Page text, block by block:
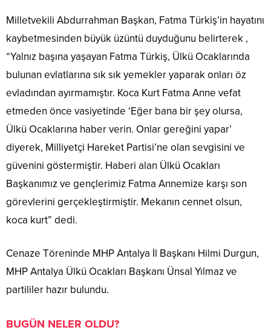
Milletvekili Abdurrahman Başkan, Fatma Türkiş’in hayatını
kaybetmesinden büyük üzüntü duyduğunu belirterek ,
“Yalnız başına yaşayan Fatma Türkiş, Ülkü Ocaklarında
bulunan evlatlarına sık sık yemekler yaparak onları öz
evladından ayırmamıştır. Koca Kurt Fatma Anne vefat
etmeden önce vasiyetinde ‘Eğer bana bir şey olursa,
Ülkü Ocaklarına haber verin. Onlar gereğini yapar’
diyerek, Milliyetçi Hareket Partisi’ne olan sevgisini ve
güvenini göstermiştir. Haberi alan Ülkü Ocakları
Başkanımız ve gençlerimiz Fatma Annemize karşı son
görevlerini gerçekleştirmiştir. Mekanın cennet olsun,
koca kurt” dedi.
Cenaze Töreninde MHP Antalya İl Başkanı Hilmi Durgun,
MHP Antalya Ülkü Ocakları Başkanı Ünsal Yılmaz ve
partililer hazır bulundu.
BUGÜN NELER OLDU?